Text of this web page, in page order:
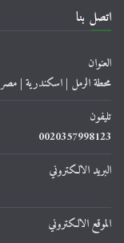
اتصل بنا
العنوان
محطة الرمل | اسكندرية | مصر
تليفون
0020357998123
البريد الالكتروني
الموقع الالكتروني